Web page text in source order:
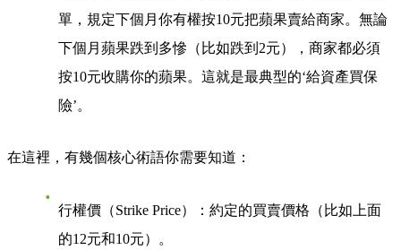
單，規定下個月你有權按10元把蘋果賣給商家。無論
下個月蘋果跌到多慘（比如跌到2元），商家都必須
按10元收購你的蘋果。這就是最典型的‘給資產買保
險’。
在這裡，有幾個核心術語你需要知道：
行權價（Strike Price）
：約定的買賣價格（比如上面
的12元和10元）。